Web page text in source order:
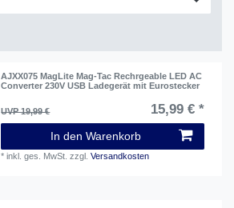
AJXX075 MagLite Mag-Tac Rechrgeable LED AC
Converter 230V USB Ladegerät mit Eurostecker
UVP 19,99 € 15,99 € *
In den Warenkorb
*inkl. ges. MwSt. zzgl.Versandkosten